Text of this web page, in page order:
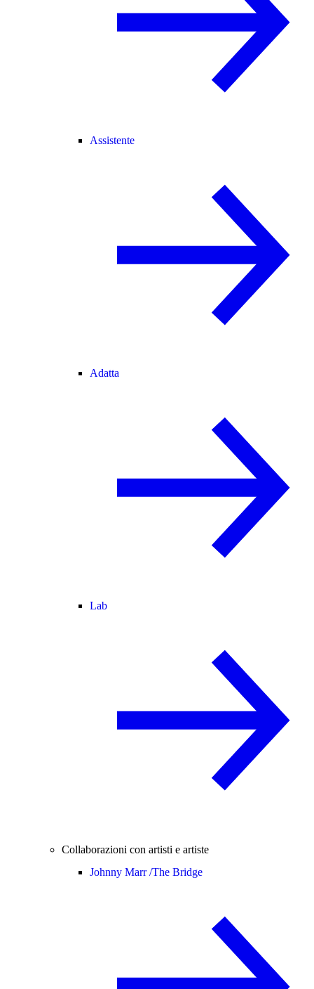
Assistente
Adatta
Lab
Collaborazioni con artisti e artiste
Johnny Marr /The Bridge